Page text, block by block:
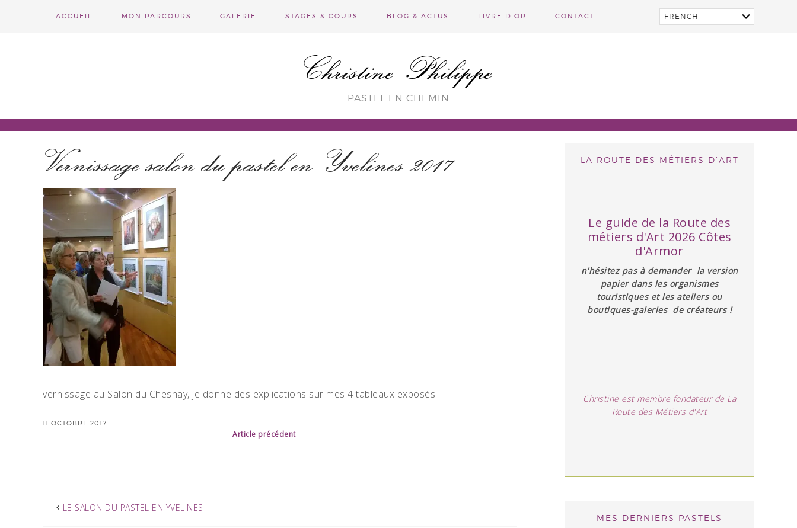
ACCUEIL MON PARCOURS GALERIE STAGES & COURS BLOG & ACTUS LIVRE D’OR CONTACT
Christine Philippe
PASTEL EN CHEMIN
Vernissage salon du pastel en Yvelines 2017
vernissage au Salon du Chesnay, je donne des explications sur mes 4 tableaux exposés
11 OCTOBRE 2017
Article précédent
LE SALON DU PASTEL EN YVELINES
LA ROUTE DES MÉTIERS D’ART
Le guide de la Route des
métiers d'Art 2026 Côtes
d'Armor
n'hésitez pas à demander la version
papier dans les organismes
touristiques et les ateliers ou
boutiques-galeries de créateurs !
Christine est membre fondateur de La
Route des Métiers d'Art
MES DERNIERS PASTELS